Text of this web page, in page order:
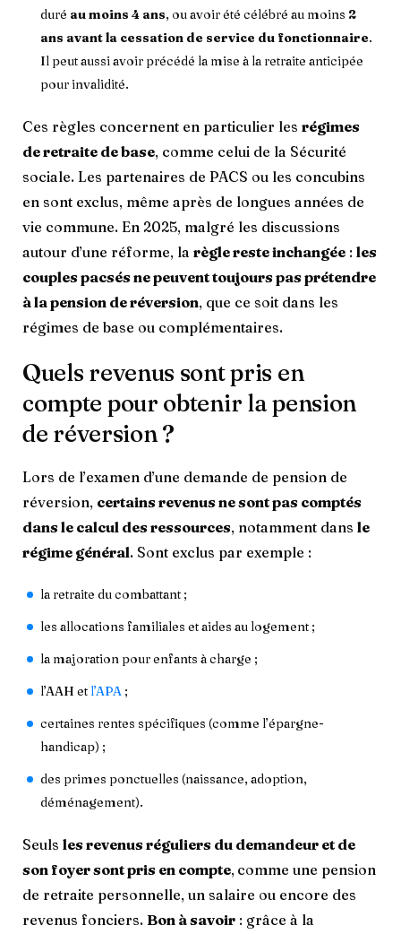
duré au moins 4 ans, ou avoir été célébré au moins 2
ans avant la cessation de service du fonctionnaire.
Il peut aussi avoir précédé la mise à la retraite anticipée
pour invalidité.
Ces règles concernent en particulier les régimes
de retraite de base, comme celui de la Sécurité
sociale. Les partenaires de PACS ou les concubins
en sont exclus, même après de longues années de
vie commune. En 2025, malgré les discussions
autour d’une réforme, la règle reste inchangée : les
couples pacsés ne peuvent toujours pas prétendre
à la pension de réversion, que ce soit dans les
régimes de base ou complémentaires.
Quels revenus sont pris en
compte pour obtenir la pension
de réversion ?
Lors de l’examen d’une demande de pension de
réversion, certains revenus ne sont pas comptés
dans le calcul des ressources, notamment dans le
régime général. Sont exclus par exemple :
la retraite du combattant ;
les allocations familiales et aides au logement ;
la majoration pour enfants à charge ;
l’AAH et l’APA ;
certaines rentes spécifiques (comme l’épargne-
handicap) ;
des primes ponctuelles (naissance, adoption,
déménagement).
Seuls les revenus réguliers du demandeur et de
son foyer sont pris en compte, comme une pension
de retraite personnelle, un salaire ou encore des
revenus fonciers. Bon à savoir : grâce à la